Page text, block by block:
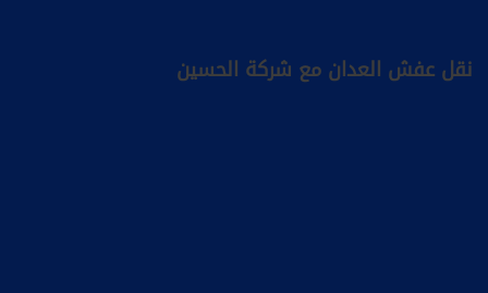
نقل عفش العدان مع شركة الحسين